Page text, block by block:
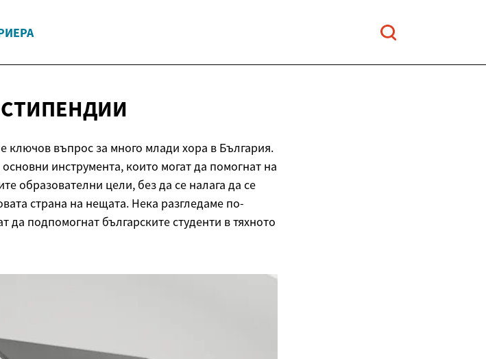
ключов въпрос за много млади хора в България.
инструмента, които могат да помогнат на
образователни цели, без да се налага да се
страна на нещата. Нека разгледаме по-
да подпомогнат българските студенти в тяхното